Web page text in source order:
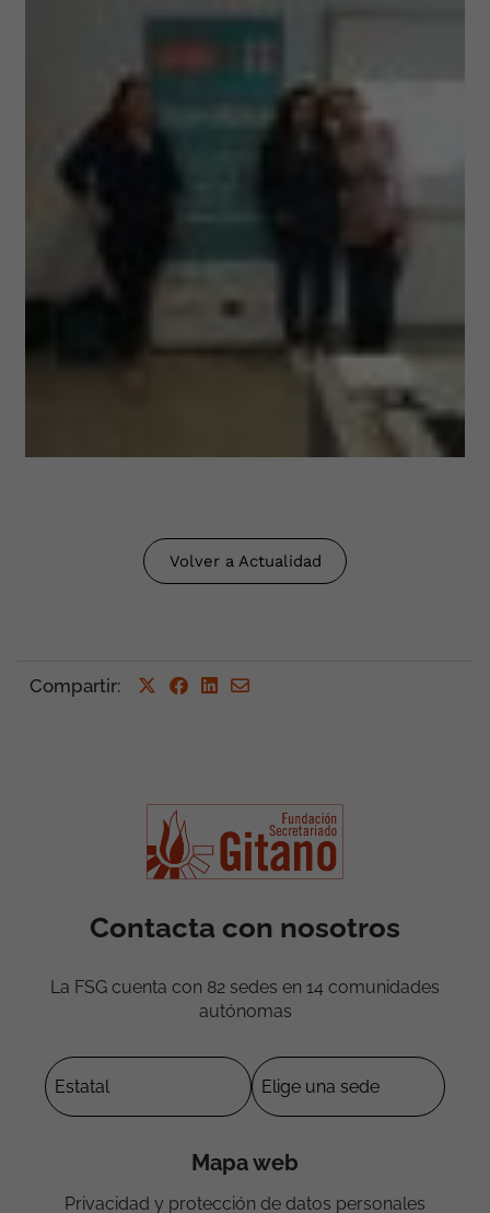
Volver a Actualidad
Compartir:
Contacta con nosotros
La FSG cuenta con 82 sedes en 14 comunidades
autónomas
Mapa web
Privacidad y protección de datos personales